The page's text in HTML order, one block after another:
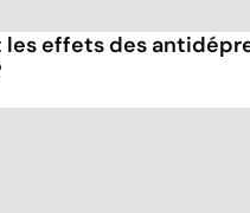
les effets des